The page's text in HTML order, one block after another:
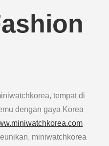
tempat di
dengan gaya Korea
miniwatchkorea